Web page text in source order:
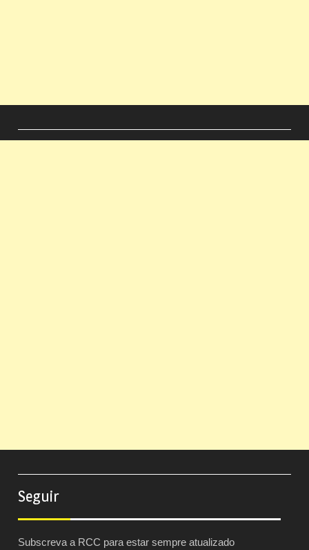
Seguir
Subscreva a RCC para estar sempre atualizado